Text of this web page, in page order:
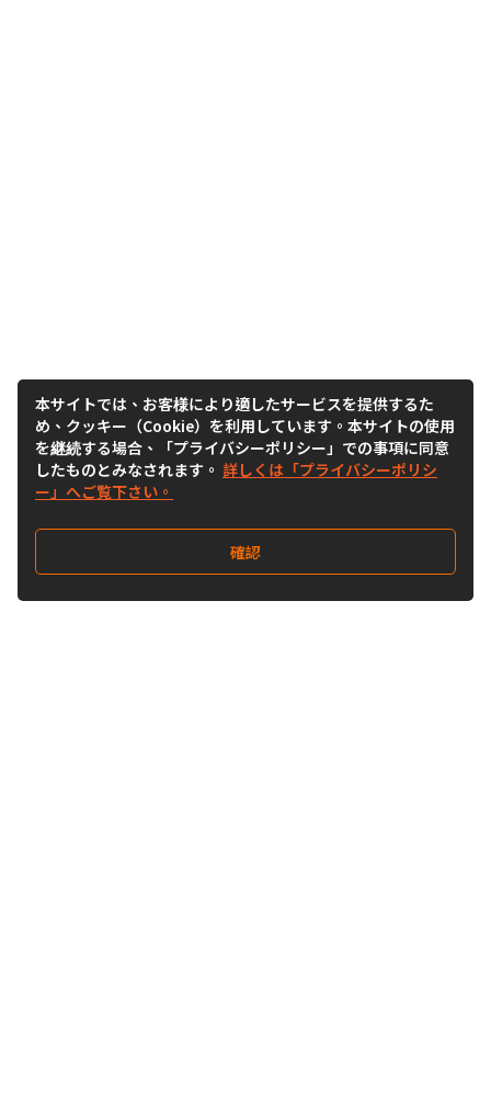
本サイトでは、お客様により適したサービスを提供するた
め、クッキー（Cookie）を利用しています。本サイトの使用
を継続する場合、「プライバシーポリシー」での事項に同意
したものとみなされます。 詳しくは「プライバシーポリシ
ー」へご覧下さい。
確認